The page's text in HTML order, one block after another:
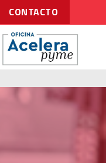
CONTACTO